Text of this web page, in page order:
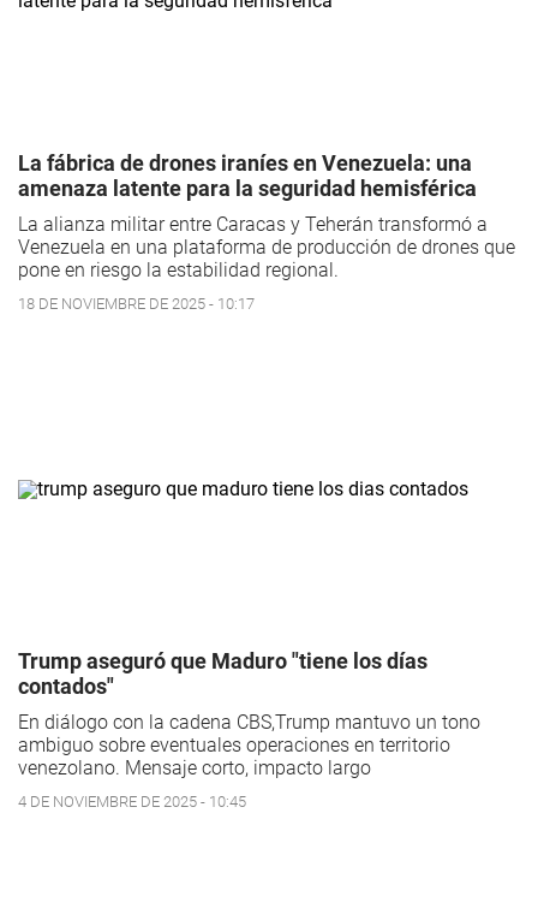
La fábrica de drones iraníes en Venezuela: una
amenaza latente para la seguridad hemisférica
La alianza militar entre Caracas y Teherán transformó a
Venezuela en una plataforma de producción de drones que
pone en riesgo la estabilidad regional.
18 DE NOVIEMBRE DE 2025 - 10:17
Trump aseguró que Maduro "tiene los días
contados"
En diálogo con la cadena CBS,Trump mantuvo un tono
ambiguo sobre eventuales operaciones en territorio
venezolano. Mensaje corto, impacto largo
4 DE NOVIEMBRE DE 2025 - 10:45